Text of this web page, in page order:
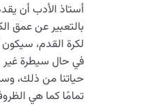
أستاذ الأدب أن
بالتعبير عن عمق
لكرة القدم،
في حال سيطرة
حياتنا من ذلك،
تمامًا كما هي